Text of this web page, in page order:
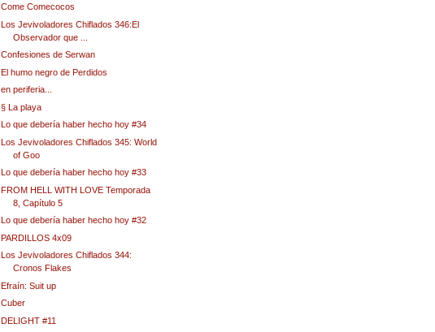
Come Comecocos
Los Jevivoladores Chiflados 346:El
Observador que ...
Confesiones de Serwan
El humo negro de Perdidos
en periferia...
§ La playa
Lo que debería haber hecho hoy #34
Los Jevivoladores Chiflados 345: World
of Goo
Lo que debería haber hecho hoy #33
FROM HELL WITH LOVE Temporada
8, Capítulo 5
Lo que debería haber hecho hoy #32
PARDILLOS 4x09
Los Jevivoladores Chiflados 344:
Cronos Flakes
Efraín: Suit up
Cuber
DELIGHT #11